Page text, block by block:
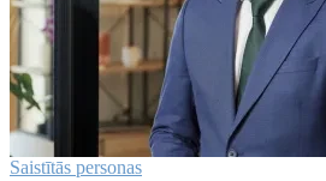
Saistītās personas